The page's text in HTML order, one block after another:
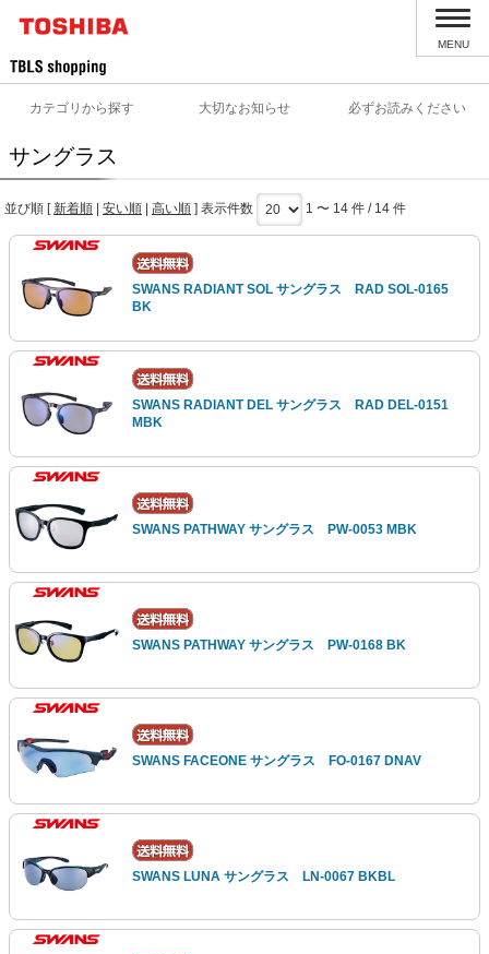
MENU
カテゴリから探す 大切なお知らせ 必ずお読みください
サングラス
並び順 [新着順 安い順 高い順 ] 表示件数 1 〜 14 件 / 14 件
SWANS RADIANT SOL サングラス RAD SOL-0165
BK
SWANS RADIANT DEL サングラス RAD DEL-0151
MBK
SWANS PATHWAY サングラス PW-0053 MBK
SWANS PATHWAY サングラス PW-0168 BK
SWANS FACEONE サングラス FO-0167 DNAV
SWANS LUNA サングラス LN-0067 BKBL